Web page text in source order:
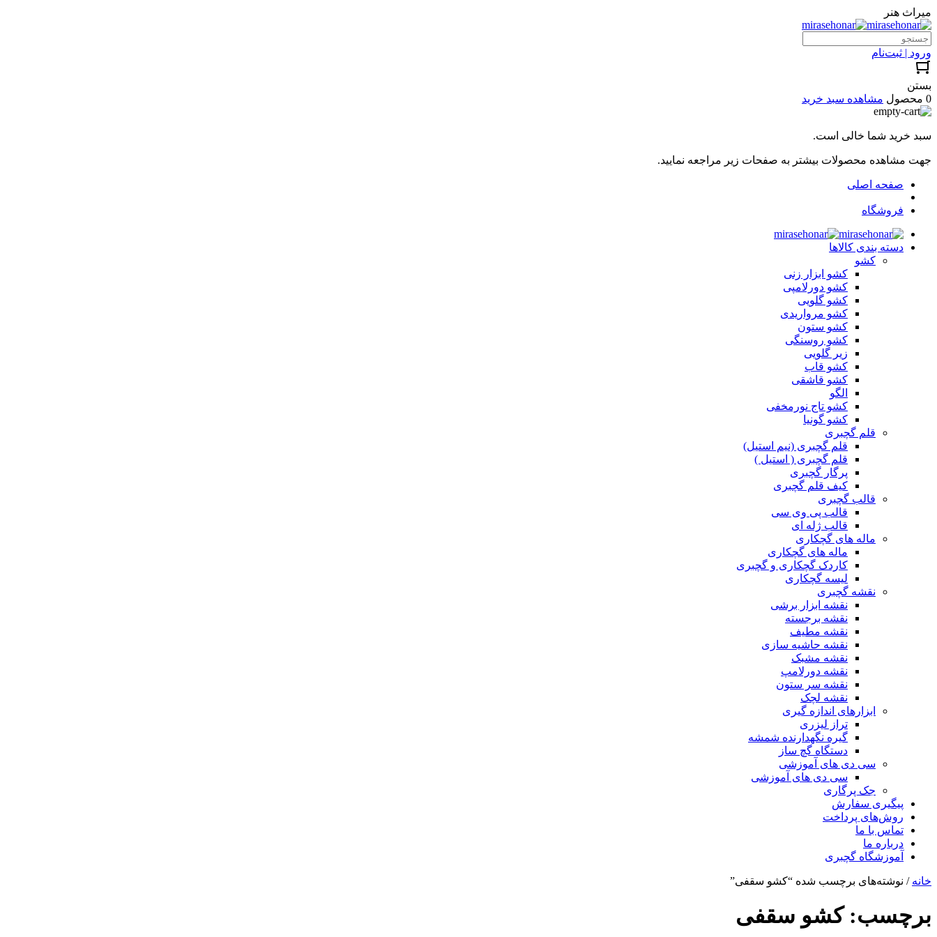
میراث هنر
ورود | ثبت‌نام
بستن
0 محصول
مشاهده سبد خرید
سبد خرید شما خالی است.
جهت مشاهده محصولات بیشتر به صفحات زیر مراجعه نمایید.
صفحه اصلی
فروشگاه
دسته بندی کالاها
کشو
کشو ابزار زنی
کشو دورلامپی
کشو گلویی
کشو مرواریدی
کشو ستون
کشو روسنگی
زیر گلویی
کشو قاب
کشو قاشقی
الگو
کشو تاج نورمخفی
کشو گونیا
قلم گچبری
قلم گچبری (نیم استیل)
قلم گچبری ( استیل )
پرگار گچبری
کیف قلم گچبری
قالب گچبری
قالب پی وی سی
قالب ژله ای
ماله های گچکاری
ماله های گچکاری
کاردک گچکاری و گچبری
لیسه گچکاری
نقشه گچبری
نقشه ابزار برشی
نقشه برجسته
نقشه مطیف
نقشه حاشیه سازی
نقشه مشبک
نقشه دورلامپ
نقشه سر ستون
نقشه لچک
ابزارهای اندازه گیری
تراز لیزری
گیره نگهدارنده شمشه
دستگاه گچ ساز
سی دی های آموزشی
سی دی های آموزشی
جک پرگاری
پیگیری سفارش
روش‌های پرداخت
تماس با ما
درباره ما
آموزشگاه گچبری
خانه / نوشته‌های برچسب شده “کشو سقفی”
برچسب:کشو سقفی